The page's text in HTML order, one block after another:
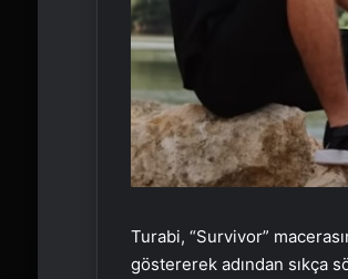
Turabi, “Survivor”
göstererek adından sıkça